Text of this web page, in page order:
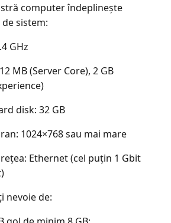
computer îndeplinește
sistem:
GHz
MB (Server Core), 2 GB
disk: 32 GB
1024×768 sau mai mare
Ethernet (cel puțin 1 Gbit
nevoie de: